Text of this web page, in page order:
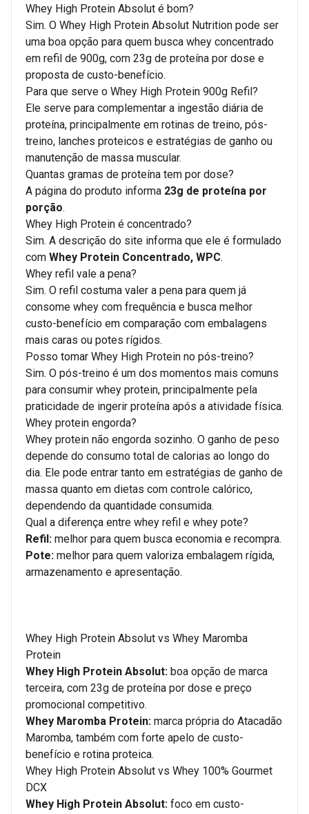
Whey High Protein Absolut é bom?
Sim. O Whey High Protein Absolut Nutrition pode ser
uma boa opção para quem busca whey concentrado
em refil de 900g, com 23g de proteína por dose e
proposta de custo-benefício.
Para que serve o Whey High Protein 900g Refil?
Ele serve para complementar a ingestão diária de
proteína, principalmente em rotinas de treino, pós-
treino, lanches proteicos e estratégias de ganho ou
manutenção de massa muscular.
Quantas gramas de proteína tem por dose?
A página do produto informa 23g de proteína por
porção.
Whey High Protein é concentrado?
Sim. A descrição do site informa que ele é formulado
com Whey Protein Concentrado, WPC.
Whey refil vale a pena?
Sim. O refil costuma valer a pena para quem já
consome whey com frequência e busca melhor
custo-benefício em comparação com embalagens
mais caras ou potes rígidos.
Posso tomar Whey High Protein no pós-treino?
Sim. O pós-treino é um dos momentos mais comuns
para consumir whey protein, principalmente pela
praticidade de ingerir proteína após a atividade física.
Whey protein engorda?
Whey protein não engorda sozinho. O ganho de peso
depende do consumo total de calorias ao longo do
dia. Ele pode entrar tanto em estratégias de ganho de
massa quanto em dietas com controle calórico,
dependendo da quantidade consumida.
Qual a diferença entre whey refil e whey pote?
Refil: melhor para quem busca economia e recompra.
Pote: melhor para quem valoriza embalagem rígida,
armazenamento e apresentação.
Whey High Protein Absolut vs Whey Maromba
Protein
Whey High Protein Absolut: boa opção de marca
terceira, com 23g de proteína por dose e preço
promocional competitivo.
Whey Maromba Protein: marca própria do Atacadão
Maromba, também com forte apelo de custo-
benefício e rotina proteica.
Whey High Protein Absolut vs Whey 100% Gourmet
DCX
Whey High Protein Absolut: foco em custo-